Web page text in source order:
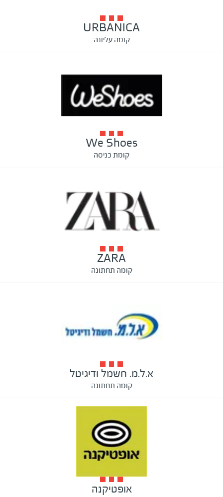
URBANICA
קומה עליונה
We Shoes
קומת כניסה
ZARA
קומה תחתונה
א.ל.מ. חשמל ודיגיטל
קומה תחתונה
אופטיקנה